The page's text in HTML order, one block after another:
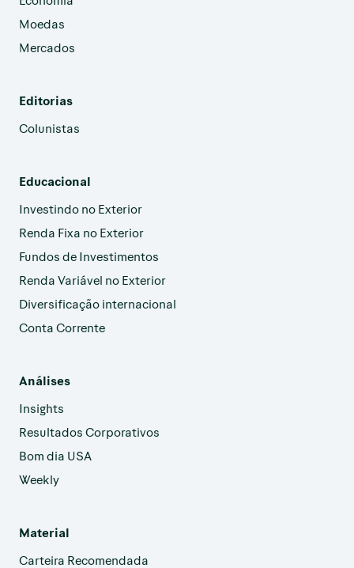
Moedas
Mercados
Editorias
Colunistas
Educacional
Investindo no Exterior
Renda Fixa no Exterior
Fundos de Investimentos
Renda Variável no Exterior
Diversificação internacional
Conta Corrente
Análises
Insights
Resultados Corporativos
Bom dia USA
Weekly
Material
Carteira Recomendada